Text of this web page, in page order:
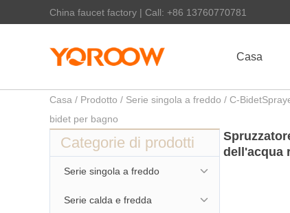
China faucet factory | Call: +86 13760770781
Casa
Casa / Prodotto / Serie singola a freddo / C-
bidet per bagno
Categorie di prodotti
Serie singola a freddo
Serie calda e fredda
dell'acqua